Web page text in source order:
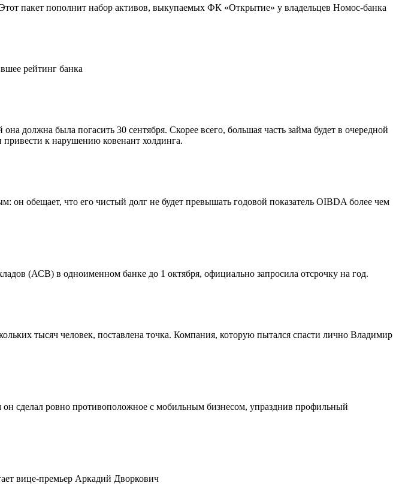
пакет пополнит набор активов, выкупаемых ФК «Открытие» у владельцев Номос-банка
рейтинг банка
должна была погасить 30 сентября. Скорее всего, большая часть займа будет в очередной
привести к нарушению ковенант холдинга.
он обещает, что его чистый долг не будет превышать годовой показатель OIBDA более чем
(АСВ) в одноименном банке до 1 октября, официально запросила отсрочку на год.
тысяч человек, поставлена точка. Компания, которую пытался спасти лично Владимир
сделал ровно противоположное с мобильным бизнесом, упразднив профильный
вице-премьер Аркадий Дворкович